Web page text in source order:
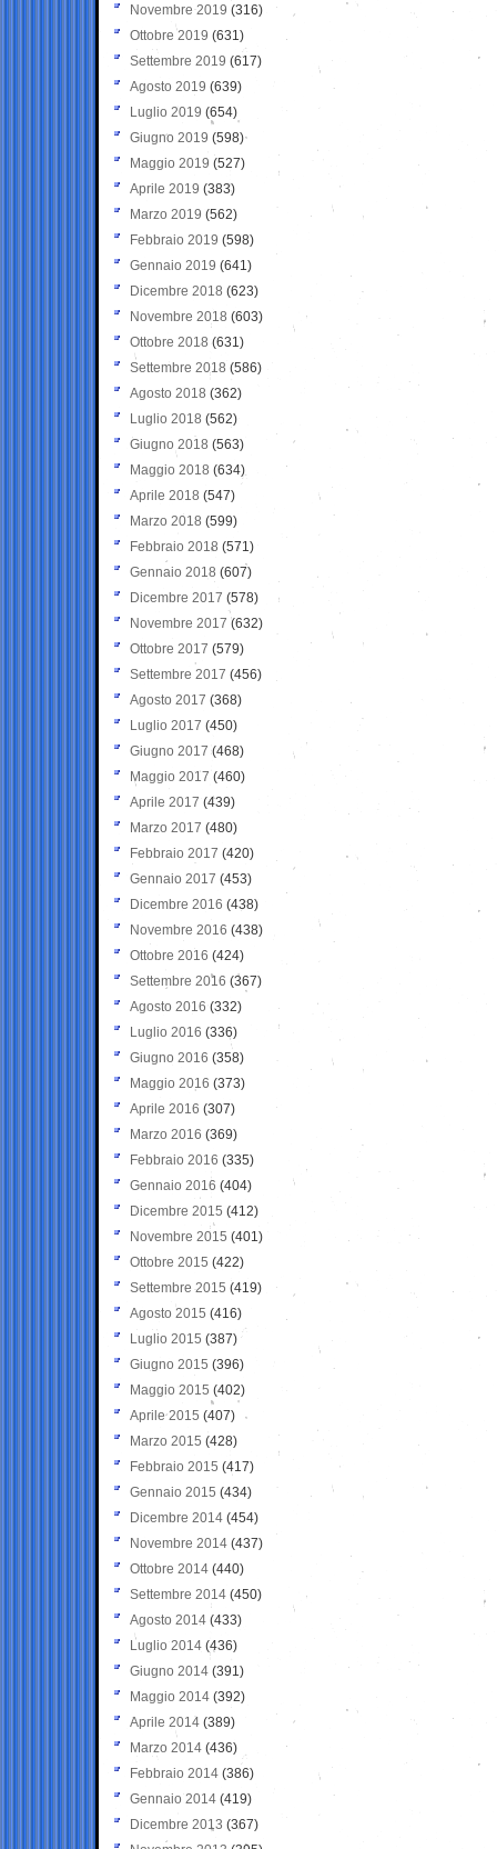
Novembre 2019 (316)
Ottobre 2019 (631)
Settembre 2019 (617)
Agosto 2019 (639)
Luglio 2019 (654)
Giugno 2019 (598)
Maggio 2019 (527)
Aprile 2019 (383)
Marzo 2019 (562)
Febbraio 2019 (598)
Gennaio 2019 (641)
Dicembre 2018 (623)
Novembre 2018 (603)
Ottobre 2018 (631)
Settembre 2018 (586)
Agosto 2018 (362)
Luglio 2018 (562)
Giugno 2018 (563)
Maggio 2018 (634)
Aprile 2018 (547)
Marzo 2018 (599)
Febbraio 2018 (571)
Gennaio 2018 (607)
Dicembre 2017 (578)
Novembre 2017 (632)
Ottobre 2017 (579)
Settembre 2017 (456)
Agosto 2017 (368)
Luglio 2017 (450)
Giugno 2017 (468)
Maggio 2017 (460)
Aprile 2017 (439)
Marzo 2017 (480)
Febbraio 2017 (420)
Gennaio 2017 (453)
Dicembre 2016 (438)
Novembre 2016 (438)
Ottobre 2016 (424)
Settembre 2016 (367)
Agosto 2016 (332)
Luglio 2016 (336)
Giugno 2016 (358)
Maggio 2016 (373)
Aprile 2016 (307)
Marzo 2016 (369)
Febbraio 2016 (335)
Gennaio 2016 (404)
Dicembre 2015 (412)
Novembre 2015 (401)
Ottobre 2015 (422)
Settembre 2015 (419)
Agosto 2015 (416)
Luglio 2015 (387)
Giugno 2015 (396)
Maggio 2015 (402)
Aprile 2015 (407)
Marzo 2015 (428)
Febbraio 2015 (417)
Gennaio 2015 (434)
Dicembre 2014 (454)
Novembre 2014 (437)
Ottobre 2014 (440)
Settembre 2014 (450)
Agosto 2014 (433)
Luglio 2014 (436)
Giugno 2014 (391)
Maggio 2014 (392)
Aprile 2014 (389)
Marzo 2014 (436)
Febbraio 2014 (386)
Gennaio 2014 (419)
Dicembre 2013 (367)